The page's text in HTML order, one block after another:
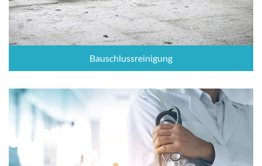
Bauschlussreinigung